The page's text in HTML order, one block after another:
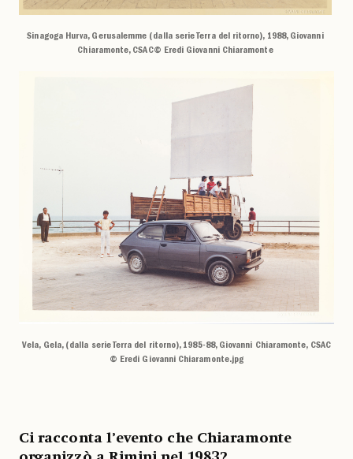
Sinagoga Hurva, Gerusalemme (dalla serie Terra del ritorno), 1988, Giovanni
Chiaramonte, CSAC© Eredi Giovanni Chiaramonte
Vela, Gela, (dalla serie Terra del ritorno), 1985-88, Giovanni Chiaramonte, CSAC
© Eredi Giovanni Chiaramonte.jpg
Ci racconta l’evento che Chiaramonte